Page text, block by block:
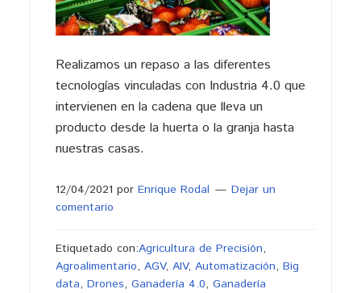
Realizamos un repaso a las diferentes
tecnologías vinculadas con Industria 4.0 que
intervienen en la cadena que lleva un
producto desde la huerta o la granja hasta
nuestras casas.
12/04/2021 por Enrique Rodal
Dejar un
comentario
Etiquetado con:Agricultura de Precisión,
Agroalimentario, AGV, AIV, Automatización, Big
data, Drones, Ganadería 4.0, Ganadería